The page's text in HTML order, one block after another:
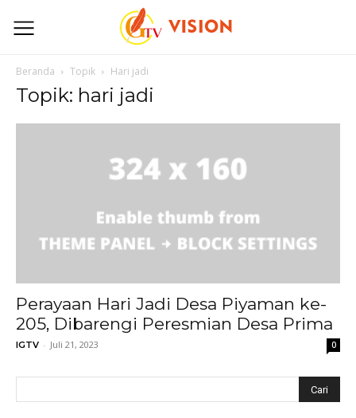
Beranda Topik Hari jadi
Topik: hari jadi
Perayaan Hari Jadi Desa Piyaman ke-
205, Dibarengi Peresmian Desa Prima
IGTV - Juli 21, 2023 0